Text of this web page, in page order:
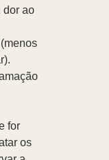
dor ao
for
os